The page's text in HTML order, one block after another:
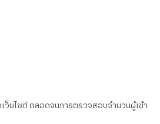
ว็บไซต์ ตลอดจนการตรวจสอบจำนวนผู้เข้า